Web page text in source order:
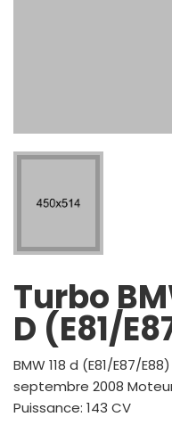
Turbo
D (E81/
BMW 118 d (E81/E87/
septembre 2008
Puissance: 143 CV